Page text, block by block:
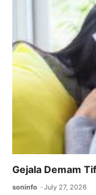
Gejala Demam
soninfo July 27, 2026